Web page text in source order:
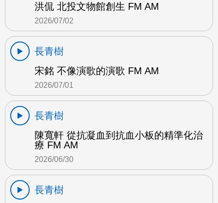
洪侃 北投文物館創生 FM AM
2026/07/02
長青樹
宋銘 不像演歌的演歌 FM AM
2026/07/01
長青樹
陳寬軒 從抗凝血到抗血小板的精準化治
療 FM AM
2026/06/30
長青樹